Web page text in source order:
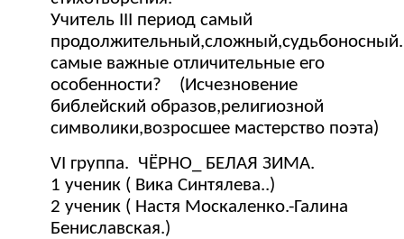
Учитель III период самый
самые важные отличительные его
особенности? (Исчезновение
библейский образов,религиозной
символики,возросшее мастерство поэта)
VI группа. ЧЁРНО_ БЕЛАЯ ЗИМА.
1 ученик ( Вика Синтялева..)
2 ученик ( Настя Москаленко.-Галина
Бениславская.)